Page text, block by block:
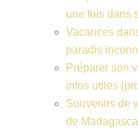
une fois dans
Vacances
paradis
Préparer son
infos utiles
Souvenirs de
de